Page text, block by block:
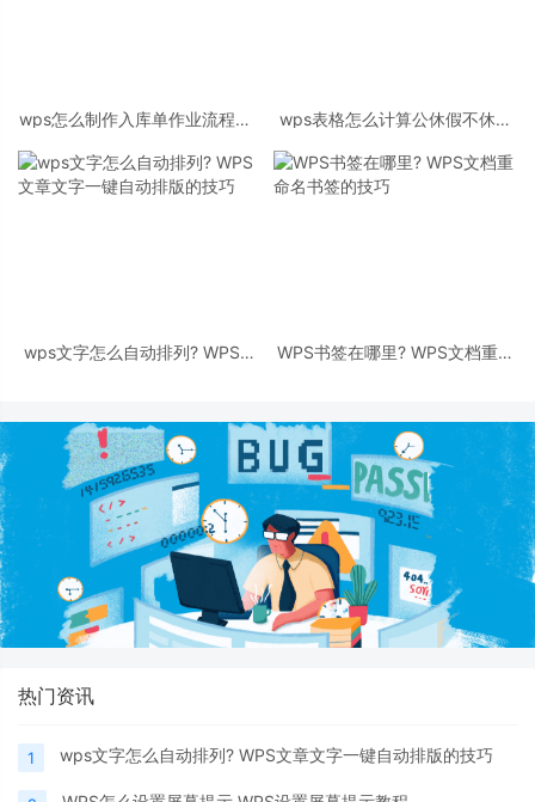
wps怎么制作入库单作业流程图?
wps表格怎么计算公休假不休补
wps文字怎么自动排列? WPS文
WPS书签在哪里? WPS文档重命
热门资讯
1 wps文字怎么自动排列? WPS文章文字一键自动排版的技巧